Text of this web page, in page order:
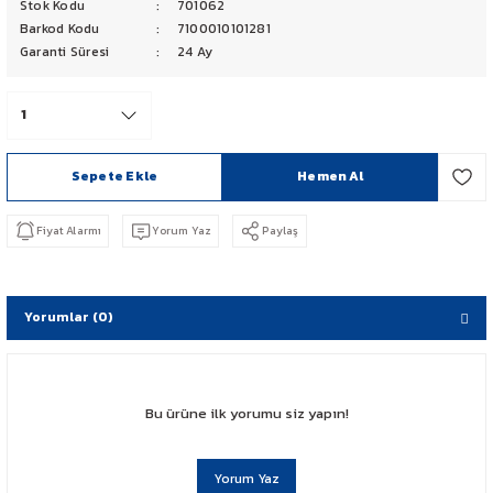
PCX 125-150
CBR 250
CRF 250 RALLY
NX 500
Stok Kodu
701062
Barkod Kodu
7100010101281
Garanti Süresi
24 Ay
Sepete Ekle Hemen Al
Fiyat Alarmı Yorum Yaz Paylaş
Yorumlar (0)
Bu ürüne ilk yorumu siz yapın!
Yorum Yaz